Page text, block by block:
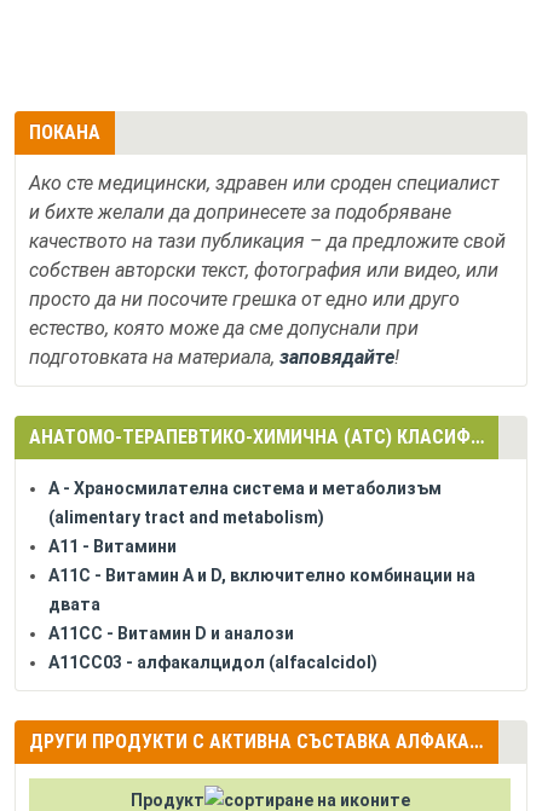
ПОКАНА
Ако сте медицински, здравен или сроден специалист
и бихте желали да допринесете за подобряване
качеството на тази публикация – да предложите свой
собствен авторски текст, фотография или видео, или
просто да ни посочите грешка от едно или друго
естество, която може да сме допуснали при
подготовката на материала, заповядайте!
АНАТОМО-ТЕРАПЕВТИКО-ХИМИЧНА (АТС) КЛАСИФИКАЦИЯ
A - Храносмилателна система и метаболизъм
(alimentary tract and metabolism)
A11 - Витамини
A11C - Витамин A и D, включително комбинации на
двата
A11CC - Витамин D и аналози
A11CC03 - алфакалцидол (alfacalcidol)
ДРУГИ ПРОДУКТИ С АКТИВНА СЪСТАВКА АЛФАКАЛЦИДОЛ (ALFACALCIDOL)
Продукт